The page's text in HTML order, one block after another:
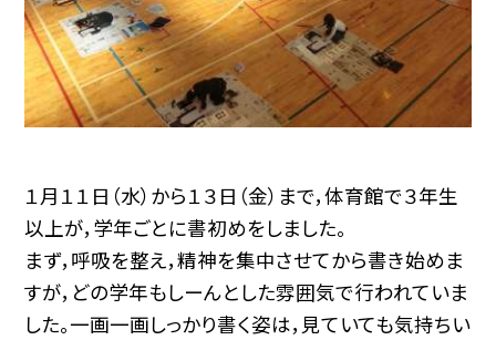
１月１１日（水）から１３日（金）まで，体育館で３年生
以上が，学年ごとに書初めをしました。
まず，呼吸を整え，精神を集中させてから書き始めま
すが，どの学年もしーんとした雰囲気で行われていま
した。一画一画しっかり書く姿は，見ていても気持ちい